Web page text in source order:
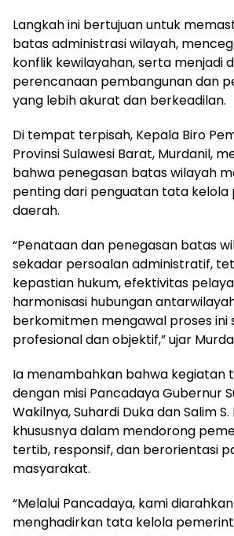
Langkah ini bertujuan untuk
batas administrasi wilayah,
konflik kewilayahan, serta menjadi
perencanaan pembangunan dan
yang lebih akurat dan berkeadilan.
Di tempat terpisah, Kepala Biro
Provinsi Sulawesi Barat, Murdanil,
bahwa penegasan batas wilayah
penting dari penguatan tata
daerah.
“Penataan dan penegasan batas
sekadar persoalan administratif,
kepastian hukum, efektivitas
harmonisasi hubungan
berkomitmen mengawal proses ini
profesional dan objektif,” ujar
Ia menambahkan bahwa kegiatan
dengan misi Pancadaya Gubernur
Wakilnya, Suhardi Duka dan Salim
khususnya dalam mendorong
tertib, responsif, dan berorientasi
masyarakat.
“Melalui Pancadaya, kami
menghadirkan tata kelola